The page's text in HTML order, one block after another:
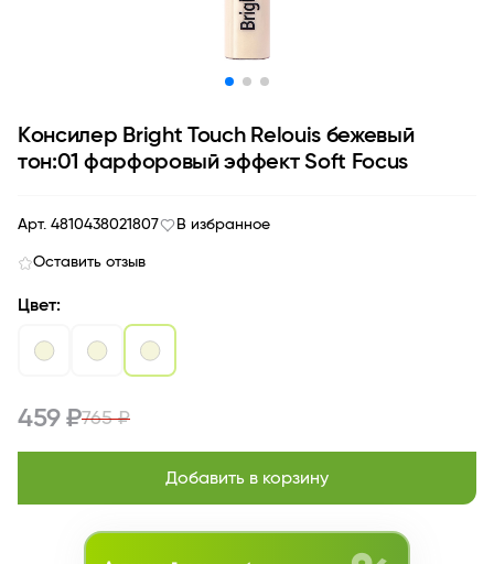
Kонсилер Bright Touch Relouis бежевый
тон:01 фарфоровый эффект Soft Focus
Арт. 4810438021807 В избранное
Оставить отзыв
Цвет:
459 ₽765 ₽
Добавить в корзину